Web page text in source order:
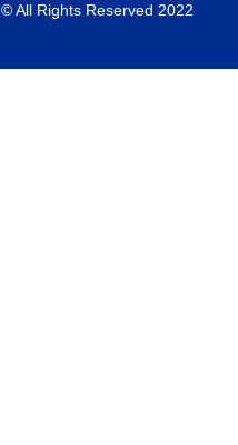
© All Rights Reserved 2022